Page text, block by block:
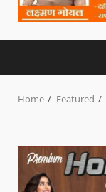
Home Featured